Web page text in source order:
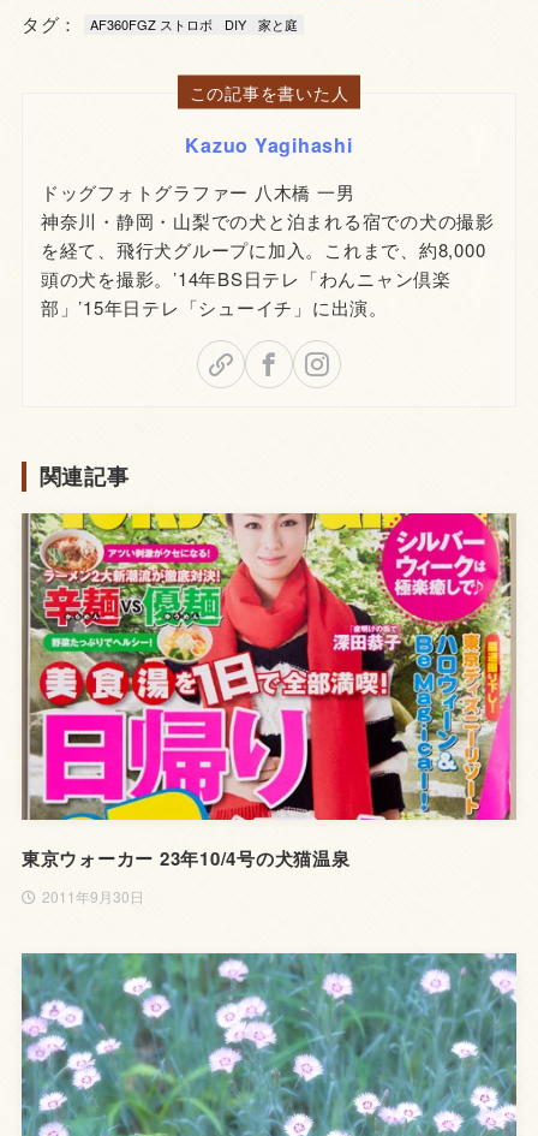
タグ： AF360FGZ ストロボ DIY 家と庭
この記事を書いた人
Kazuo Yagihashi
ドッグフォトグラファー 八木橋 一男
神奈川・静岡・山梨での犬と泊まれる宿での犬の撮影
を経て、飛行犬グループに加入。これまで、約8,000
頭の犬を撮影。’14年BS日テレ「わんニャン倶楽
部」’15年日テレ「シューイチ」に出演。
関連記事
東京ウォーカー 23年10/4号の犬猫温泉
2011年9月30日